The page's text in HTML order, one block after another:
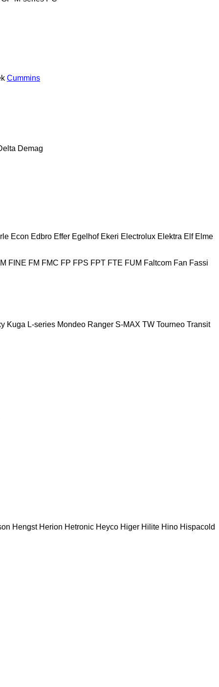
Cummins
Demag
Econ Edbro Effer Egelhof Ekeri Electrolux Elektra Elf Elme
FINE FM FMC FP FPS FPT FTE FUM Faltcom Fan Fassi
Kuga L-series Mondeo Ranger S-MAX TW Tourneo Transit
Hengst Herion Hetronic Heyco Higer Hilite Hino Hispacold